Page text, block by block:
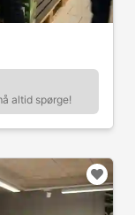
altid spørge!